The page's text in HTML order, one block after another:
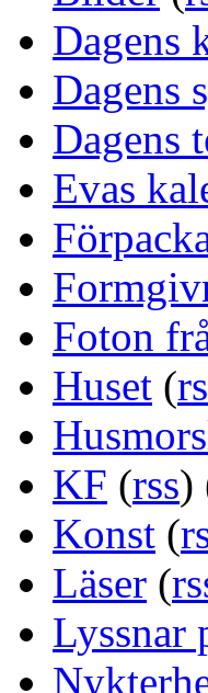
Dagens
Dagens
Dagens
Evas
Foton
Huset (
KF (rss)
Konst (
Läser (
Lyssnar